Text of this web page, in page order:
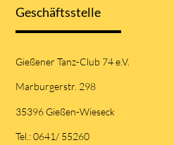
Geschäftsstelle
Gießener Tanz-Club 74 e.V.
Marburgerstr. 298
35396 Gießen-Wieseck
Tel.: 0641/ 55260